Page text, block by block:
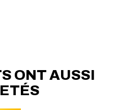
ONT AUSSI